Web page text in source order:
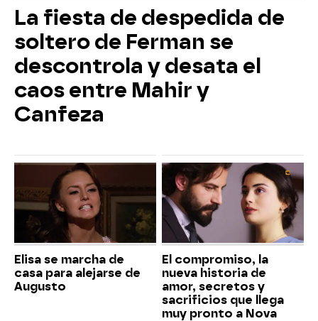
La fiesta de despedida de
soltero de Ferman se
descontrola y desata el
caos entre Mahir y
Canfeza
Elisa se marcha de
casa para alejarse de
Augusto
El compromiso, la
nueva historia de
amor, secretos y
sacrificios que llega
muy pronto a Nova